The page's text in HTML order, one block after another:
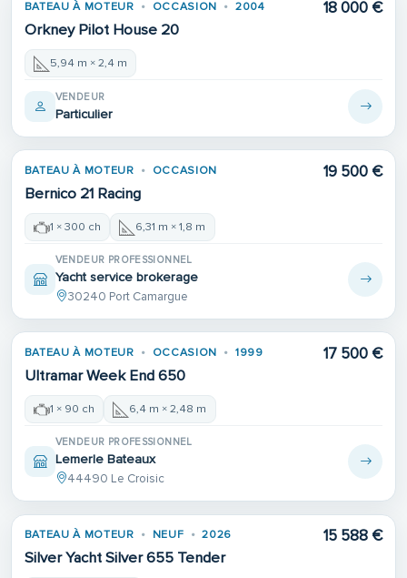
BATEAU À MOTEUR OCCASION 2004
Orkney Pilot House 20
18 000 €
5,94 m × 2,4 m
VENDEUR
Particulier
BATEAU À MOTEUR OCCASION
Bernico 21 Racing
19 500 €
1 × 300 ch 6,31 m × 1,8 m
VENDEUR PROFESSIONNEL
Yacht service brokerage
30240 Port Camargue
BATEAU À MOTEUR OCCASION 1999
Ultramar Week End 650
17 500 €
1 × 90 ch 6,4 m × 2,48 m
VENDEUR PROFESSIONNEL
Lemerle Bateaux
44490 Le Croisic
BATEAU À MOTEUR NEUF 2026
Silver Yacht Silver 655 Tender
15 588 €